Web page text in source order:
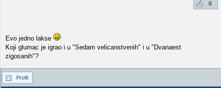
0
Evo jedno lakse
Koji glumac je igrao i u "Sedam velicanstvenih" i u "Dvanaest
zigosanih"?
Profil